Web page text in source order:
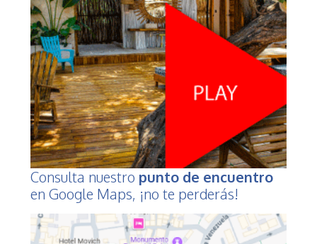
Consulta nuestro punto de encuentro
en Google Maps, ¡no te perderás!